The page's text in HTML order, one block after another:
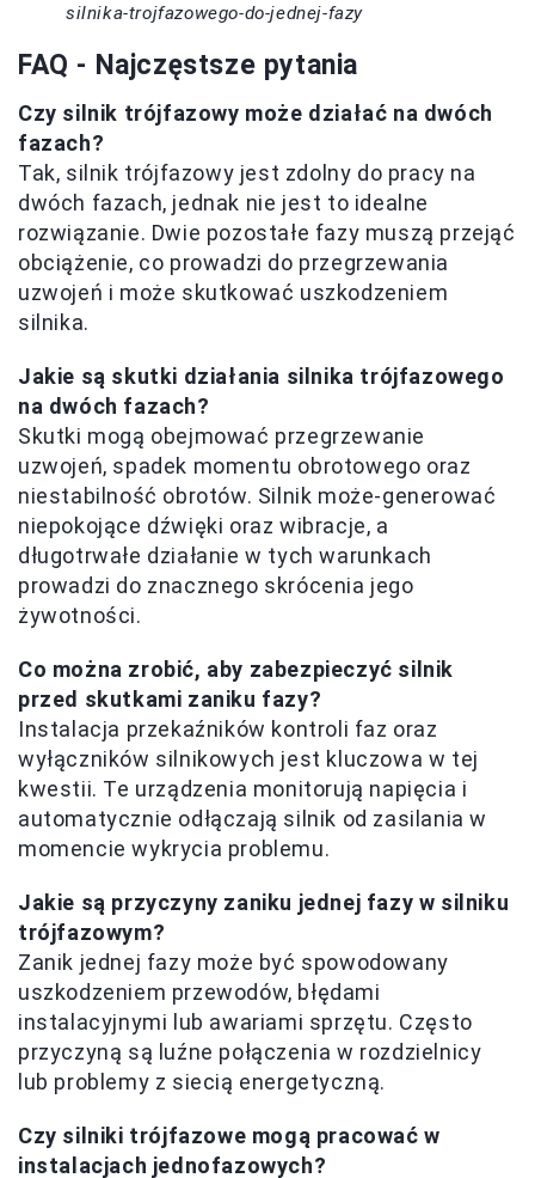
silnika-trojfazowego-do-jednej-fazy
FAQ - Najczęstsze pytania
Czy silnik trójfazowy może działać na dwóch
fazach?
Tak, silnik trójfazowy jest zdolny do pracy na
dwóch fazach, jednak nie jest to idealne
rozwiązanie. Dwie pozostałe fazy muszą przejąć
obciążenie, co prowadzi do przegrzewania
uzwojeń i może skutkować uszkodzeniem
silnika.
Jakie są skutki działania silnika trójfazowego
na dwóch fazach?
Skutki mogą obejmować przegrzewanie
uzwojeń, spadek momentu obrotowego oraz
niestabilność obrotów. Silnik może-generować
niepokojące dźwięki oraz wibracje, a
długotrwałe działanie w tych warunkach
prowadzi do znacznego skrócenia jego
żywotności.
Co można zrobić, aby zabezpieczyć silnik
przed skutkami zaniku fazy?
Instalacja przekaźników kontroli faz oraz
wyłączników silnikowych jest kluczowa w tej
kwestii. Te urządzenia monitorują napięcia i
automatycznie odłączają silnik od zasilania w
momencie wykrycia problemu.
Jakie są przyczyny zaniku jednej fazy w silniku
trójfazowym?
Zanik jednej fazy może być spowodowany
uszkodzeniem przewodów, błędami
instalacyjnymi lub awariami sprzętu. Często
przyczyną są luźne połączenia w rozdzielnicy
lub problemy z siecią energetyczną.
Czy silniki trójfazowe mogą pracować w
instalacjach jednofazowych?